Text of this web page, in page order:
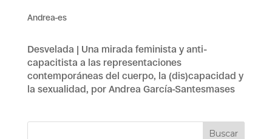
Andrea-es
Desvelada | Una mirada feminista y anti-
capacitista a las representaciones
contemporáneas del cuerpo, la (dis)capacidad y
la sexualidad, por Andrea García-Santesmases